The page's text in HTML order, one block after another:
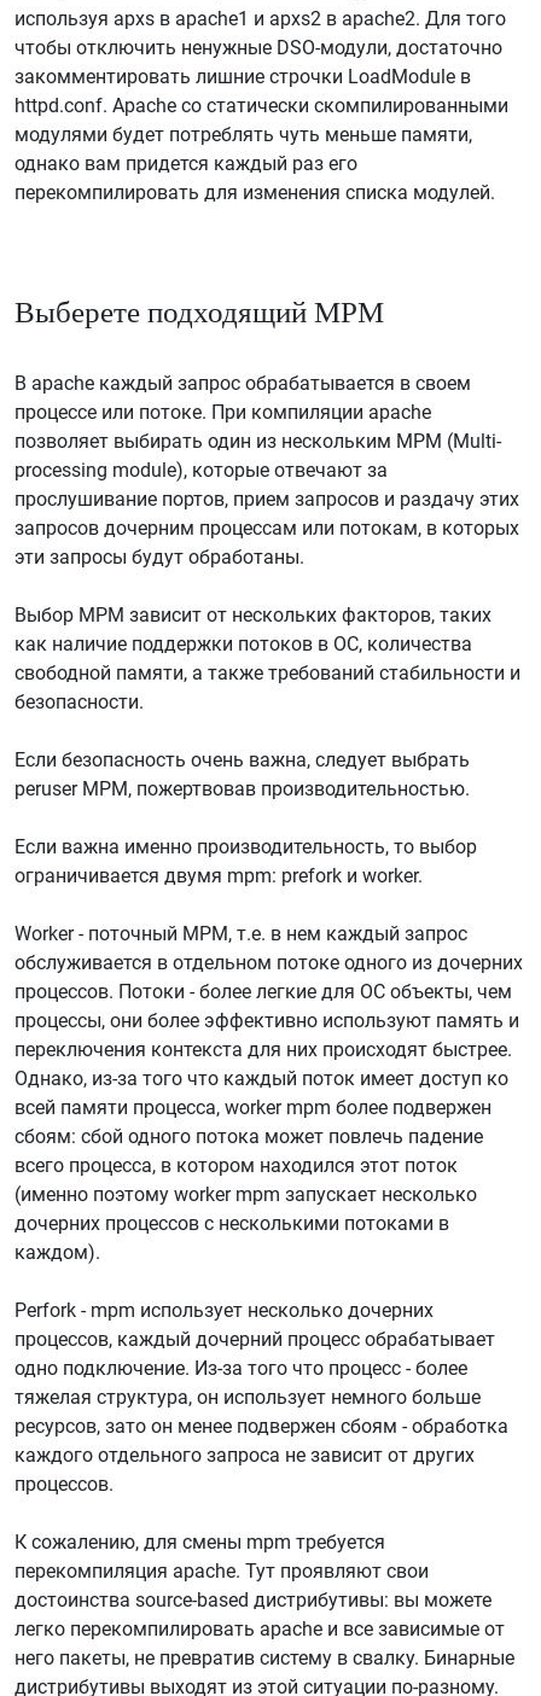
используя apxs в apache1 и apxs2 в apache2. Для того
чтобы отключить ненужные DSO-модули, достаточно
закомментировать лишние строчки LoadModule в
httpd.conf. Apache со статически скомпилированными
модулями будет потреблять чуть меньше памяти,
однако вам придется каждый раз его
перекомпилировать для изменения списка модулей.
Выберете подходящий MPM
В apache каждый запрос обрабатывается в своем
процессе или потоке. При компиляции apache
позволяет выбирать один из нескольким MPM (Multi-
processing module), которые отвечают за
прослушивание портов, прием запросов и раздачу этих
запросов дочерним процессам или потокам, в которых
эти запросы будут обработаны.
Выбор MPM зависит от нескольких факторов, таких
как наличие поддержки потоков в ОС, количества
свободной памяти, а также требований стабильности и
безопасности.
Если безопасность очень важна, следует выбрать
peruser MPM, пожертвовав производительностью.
Если важна именно производительность, то выбор
ограничивается двумя mpm: prefork и worker.
Worker - поточный MPM, т.е. в нем каждый запрос
обслуживается в отдельном потоке одного из дочерних
процессов. Потоки - более легкие для ОС объекты, чем
процессы, они более эффективно используют память и
переключения контекста для них происходят быстрее.
Однако, из-за того что каждый поток имеет доступ ко
всей памяти процесса, worker mpm более подвержен
сбоям: сбой одного потока может повлечь падение
всего процесса, в котором находился этот поток
(именно поэтому worker mpm запускает несколько
дочерних процессов с несколькими потоками в
каждом).
Perfork - mpm использует несколько дочерних
процессов, каждый дочерний процесс обрабатывает
одно подключение. Из-за того что процесс - более
тяжелая структура, он использует немного больше
ресурсов, зато он менее подвержен сбоям - обработка
каждого отдельного запроса не зависит от других
процессов.
К сожалению, для смены mpm требуется
перекомпиляция apache. Тут проявляют свои
достоинства source-based дистрибутивы: вы можете
легко перекомпилировать apache и все зависимые от
него пакеты, не превратив систему в свалку. Бинарные
дистрибутивы выходят из этой ситуации по-разному.